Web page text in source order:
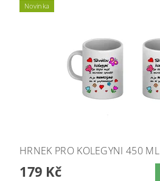
Novinka
HRNEK PRO KOLEGYNI 450 ML
179 Kč